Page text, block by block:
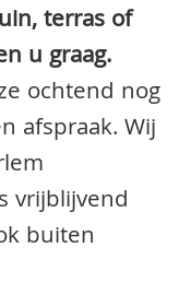
terras of
u graag.
ochtend nog
afspraak. Wij
vrijblijvend
buiten